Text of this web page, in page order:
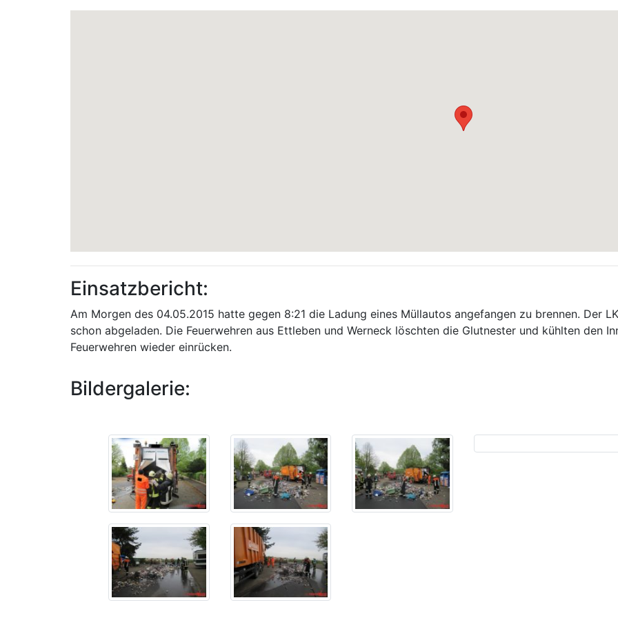
Einsatzbericht:
Am Morgen des 04.05.2015 hatte gegen 8:21 die Ladung eines Müllautos angefangen zu brennen. Der
schon abgeladen. Die Feuerwehren aus Ettleben und Werneck löschten die Glutnester und kühlten den
Feuerwehren wieder einrücken.
Bildergalerie:
Previous